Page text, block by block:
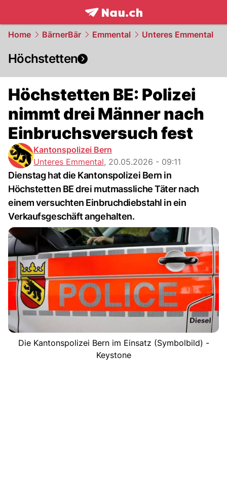
frontpage.NAU.ch
Home BärnerBär Emmental Unteres Emmental
Höchstetten
Höchstetten BE: Polizei
nimmt drei Männer nach
Einbruchsversuch fest
Kantonspolizei Bern
Unteres Emmental, 20.05.2026 - 09:11
Dienstag hat die Kantonspolizei Bern in
Höchstetten BE drei mutmassliche Täter nach
einem versuchten Einbruchdiebstahl in ein
Verkaufsgeschäft angehalten.
Die Kantonspolizei Bern im Einsatz (Symbolbild) -
Keystone